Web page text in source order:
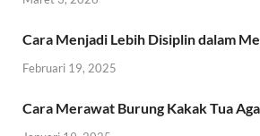
Cara Menjadi Lebih Disiplin dalam
Februari 19, 2025
Cara Merawat Burung Kakak Tua